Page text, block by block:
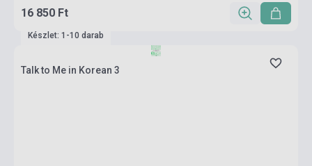
16 850 Ft
Készlet: 1-10 darab
Talk to Me in Korean 3